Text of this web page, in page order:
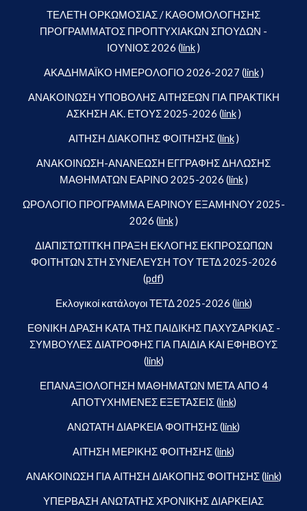
ΤΕΛΕΤΗ ΟΡΚΩΜΟΣΙΑΣ / ΚΑΘΟΜΟΛΟΓΗΣΗΣ
ΠΡΟΓΡΑΜΜΑΤΟΣ ΠΡΟΠΤΥΧΙΑΚΩΝ ΣΠΟΥΔΩΝ -
ΙΟΥΝΙΟΣ 2026 (link)
ΑΚΑΔΗΜΑΪΚΟ ΗΜΕΡΟΛΟΓΙΟ 2026-2027 (link )
ΑΝΑΚΟΙΝΩΣΗ ΥΠΟΒΟΛΗΣ ΑΙΤΗΣΕΩΝ ΓΙΑ ΠΡΑΚΤΙΚΗ
ΑΣΚΗΣΗ ΑΚ. ΕΤΟΥΣ 2025-2026 (link )
ΑΙΤΗΣΗ ΔΙΑΚΟΠΗΣ ΦΟΙΤΗΣΗΣ (link )
ΑΝΑΚΟΙΝΩΣΗ-ΑΝΑΝΕΩΣΗ ΕΓΓΡΑΦΗΣ ΔΗΛΩΣΗΣ
ΜΑΘΗΜΑΤΩΝ ΕΑΡΙΝΟ 2025-2026 (link )
ΩΡΟΛΟΓΙΟ ΠΡΟΓΡΑΜΜΑ ΕΑΡΙΝΟΥ ΕΞΑΜΗΝΟΥ 2025-
2026 (link )
ΔΙΑΠΙΣΤΩΤΙΤΚΗ ΠΡΑΞΗ ΕΚΛΟΓΗΣ ΕΚΠΡΟΣΩΠΩΝ
ΦΟΙΤΗΤΩΝ ΣΤΗ ΣΥΝΕΛΕΥΣΗ ΤΟΥ ΤΕΤΔ 2025-2026
(pdf)
Εκλογικοί κατάλογοι ΤΕΤΔ 2025-2026 (link)
ΕΘΝΙΚΗ ΔΡΑΣΗ ΚΑΤΑ ΤΗΣ ΠΑΙΔΙΚΗΣ ΠΑΧΥΣΑΡΚΙΑΣ -
ΣΥΜΒΟΥΛΕΣ ΔΙΑΤΡΟΦΗΣ ΓΙΑ ΠΑΙΔΙΑ ΚΑΙ ΕΦΗΒΟΥΣ
(link)
ΕΠΑΝΑΞΙΟΛΟΓΗΣΗ ΜΑΘΗΜΑΤΩΝ ΜΕΤΑ ΑΠΟ 4
ΑΠΟΤΥΧΗΜΕΝΕΣ ΕΞΕΤΑΣΕΙΣ (link)
ΑΝΩΤΑΤΗ ΔΙΑΡΚΕΙΑ ΦΟΙΤΗΣΗΣ (link)
ΑΙΤΗΣΗ ΜΕΡΙΚΗΣ ΦΟΙΤΗΣΗΣ (link)
ΑΝΑΚΟΙΝΩΣΗ ΓΙΑ ΑΙΤΗΣΗ ΔΙΑΚΟΠΗΣ ΦΟΙΤΗΣΗΣ (link)
ΥΠΕΡΒΑΣΗ ΑΝΩΤΑΤΗΣ ΧΡΟΝΙΚΗΣ ΔΙΑΡΚΕΙΑΣ